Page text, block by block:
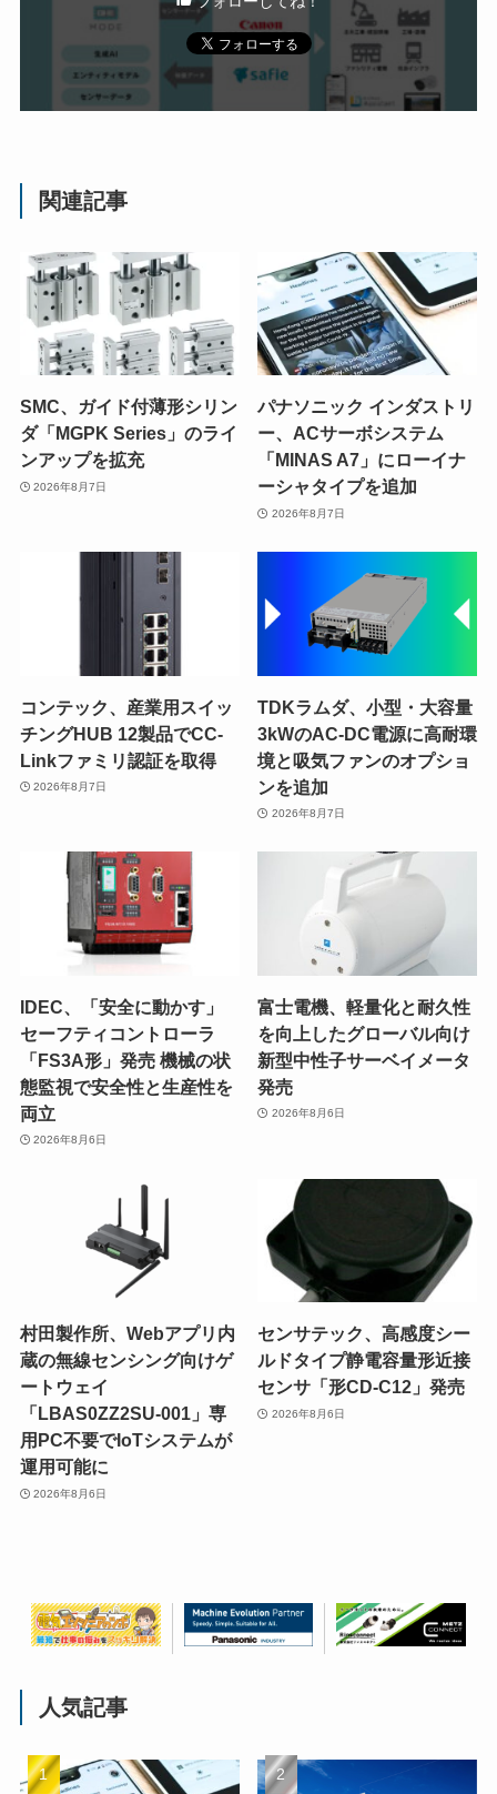
関連記事
SMC、ガイド付薄形シリン
ダ「MGPK Series」のライ
ンアップを拡充
2026年8月7日
パナソニック インダストリ
ー、ACサーボシステム
「MINAS A7」にローイナ
ーシャタイプを追加
2026年8月7日
コンテック、産業用スイッ
チングHUB 12製品でCC-
Linkファミリ認証を取得
2026年8月7日
TDKラムダ、小型・大容量
3kWのAC-DC電源に高耐環
境と吸気ファンのオプショ
ンを追加
2026年8月7日
IDEC、「安全に動かす」
セーフティコントローラ
「FS3A形」発売 機械の状
態監視で安全性と生産性を
両立
2026年8月6日
富士電機、軽量化と耐久性
を向上したグローバル向け
新型中性子サーベイメータ
発売
2026年8月6日
村田製作所、Webアプリ内
蔵の無線センシング向けゲ
ートウェイ
「LBAS0ZZ2SU-001」専
用PC不要でIoTシステムが
運用可能に
2026年8月6日
センサテック、高感度シー
ルドタイプ静電容量形近接
センサ「形CD-C12」発売
2026年8月6日
人気記事